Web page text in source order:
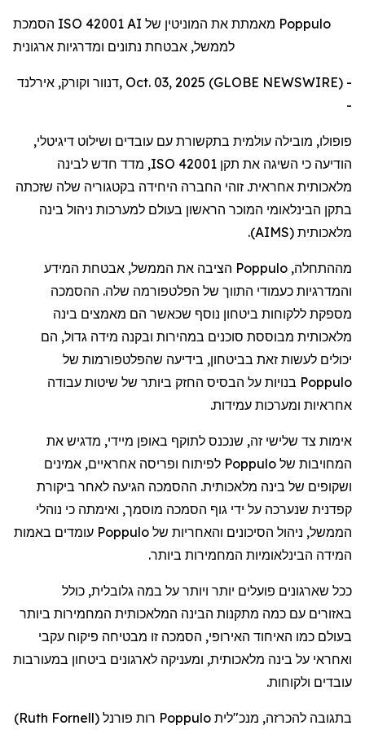
הסמכת ISO 42001 AI מאמתת את המוניטין של Poppulo
לממשל, אבטחת נתונים ומדרגיות ארגונית
דנוור וקורק, אירלנד, Oct. 03, 2025 (GLOBE NEWSWIRE) -
-
פופולו, מובילה עולמית בתקשורת עם עובדים ושילוט דיגיטלי,
הודיעה כי השיגה את תקן ISO 42001
, מדד חדש לבינה
מלאכותית אחראית. זוהי החברה היחידה בקטגוריה שלה שזכתה
בתקן הבינלאומי המוכר הראשון בעולם למערכות ניהול בינה
מלאכותית (
AIMS
).
מההתחלה,
Poppulo הציבה את הממשל, אבטחת המידע
והמדרגיות כעמודי התווך של הפלטפורמה שלה. ההסמכה
מספקת ללקוחות ביטחון נוסף שכאשר הם מאמצים בינה
מלאכותית מבוססת סוכנים במהירות ובקנה מידה גדול, הם
יכולים לעשות זאת בביטחון, בידיעה שהפלטפורמות של
Poppulo בנויות על הבסיס החזק ביותר של שיטות עבודה
אחראיות ומערכות עמידות.
אימות צד שלישי זה, שנכנס לתוקף באופן מיידי, מדגיש את
המחויבות של Poppulo לפיתוח ופריסה אחראיים, אמינים
ושקופים של בינה מלאכותית. ההסמכה הגיעה לאחר ביקורת
קפדנית שנערכה על ידי גוף הסמכה מוסמך, ואימתה כי נוהלי
הממשל, ניהול הסיכונים והאחריות של Poppulo עומדים באמות
המידה הבינלאומיות המחמירות ביותר.
ככל שארגונים פועלים יותר ויותר על במה גלובלית, כולל
באזורים עם כמה מתקנות הבינה המלאכותית המחמירות ביותר
בעולם כמו האיחוד האירופי, הסמכה זו מבטיחה פיקוח עקבי
ואחראי על בינה מלאכותית, ומעניקה לארגונים ביטחון במעורבות
עובדים ולקוחות.
בתגובה להכרזה, מנכ"לית Poppulo רות פורנל (
Ruth Fornell
)